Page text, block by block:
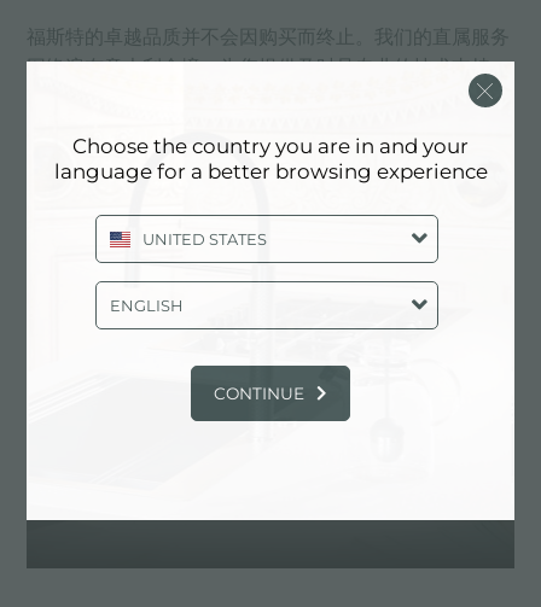
福斯特的卓越品质并不会因购买而终止。我们的直属服务
网络遍布意大利全境，为您提供及时且专业的技术支持。
如有任何需求，您可以查找您所在地区的售后服务中心，
首要任务。
服务
Choose the country you are in and your
language for a better browsing experience
UNITED STATES
ENGLISH
CONTINUE